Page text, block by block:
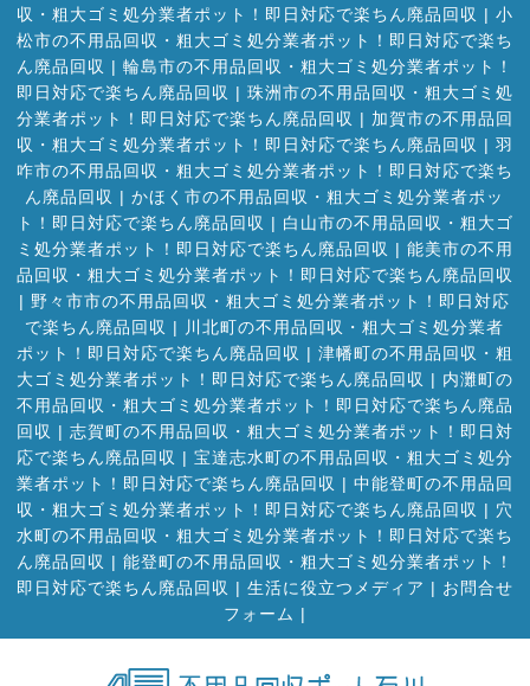
収・粗大ゴミ処分業者ポット！即日対応で楽ちん廃品回収 | 小
松市の不用品回収・粗大ゴミ処分業者ポット！即日対応で楽ち
ん廃品回収 | 輪島市の不用品回収・粗大ゴミ処分業者ポット！
即日対応で楽ちん廃品回収 | 珠洲市の不用品回収・粗大ゴミ処
分業者ポット！即日対応で楽ちん廃品回収 | 加賀市の不用品回
収・粗大ゴミ処分業者ポット！即日対応で楽ちん廃品回収 | 羽
咋市の不用品回収・粗大ゴミ処分業者ポット！即日対応で楽ち
ん廃品回収 | かほく市の不用品回収・粗大ゴミ処分業者ポッ
ト！即日対応で楽ちん廃品回収 | 白山市の不用品回収・粗大ゴ
ミ処分業者ポット！即日対応で楽ちん廃品回収 | 能美市の不用
品回収・粗大ゴミ処分業者ポット！即日対応で楽ちん廃品回収
| 野々市市の不用品回収・粗大ゴミ処分業者ポット！即日対応
で楽ちん廃品回収 | 川北町の不用品回収・粗大ゴミ処分業者
ポット！即日対応で楽ちん廃品回収 | 津幡町の不用品回収・粗
大ゴミ処分業者ポット！即日対応で楽ちん廃品回収 | 内灘町の
不用品回収・粗大ゴミ処分業者ポット！即日対応で楽ちん廃品
回収 | 志賀町の不用品回収・粗大ゴミ処分業者ポット！即日対
応で楽ちん廃品回収 | 宝達志水町の不用品回収・粗大ゴミ処分
業者ポット！即日対応で楽ちん廃品回収 | 中能登町の不用品回
収・粗大ゴミ処分業者ポット！即日対応で楽ちん廃品回収 | 穴
水町の不用品回収・粗大ゴミ処分業者ポット！即日対応で楽ち
ん廃品回収 | 能登町の不用品回収・粗大ゴミ処分業者ポット！
即日対応で楽ちん廃品回収 | 生活に役立つメディア | お問合せ
フォーム |